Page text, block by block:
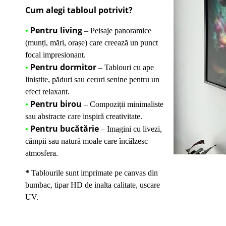
Cum alegi tabloul potrivit?
• Pentru living – Peisaje panoramice
(munți, mări, orașe) care creează un punct
focal impresionant.
• Pentru dormitor – Tablouri cu ape
liniștite, păduri sau ceruri senine pentru un
efect relaxant.
• Pentru birou – Compoziții minimaliste
sau abstracte care inspiră creativitate.
• Pentru bucătărie – Imagini cu livezi,
câmpii sau natură moale care încălzesc
atmosfera.
* Tablourile sunt imprimate pe canvas din
bumbac, tipar HD de inalta calitate, uscare
UV.